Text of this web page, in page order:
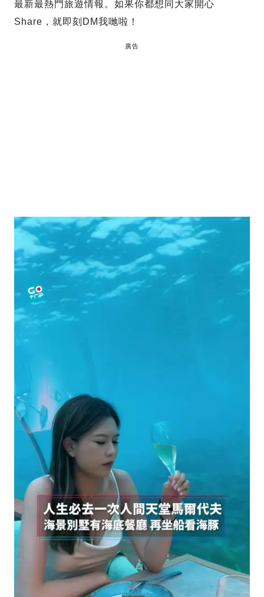
最新最熱門旅遊情報。如果你都想同大家開心
Share，就即刻DM我哋啦！
廣告